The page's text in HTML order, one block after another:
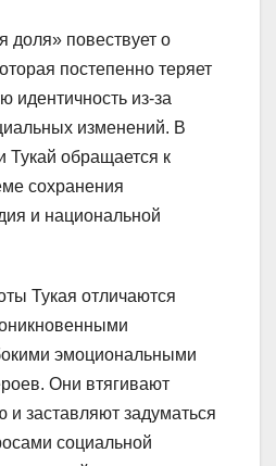
доля» повествует о
постепенно теряет
идентичность из-за
изменений. В
Тукай обращается к
сохранения
и национальной
Тукая отличаются
эмоциональными
Они втягивают
и заставляют задуматься
социальной